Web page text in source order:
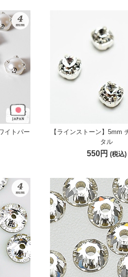
イトパー
【ラインストーン】5mm
タル
550円 (税込)